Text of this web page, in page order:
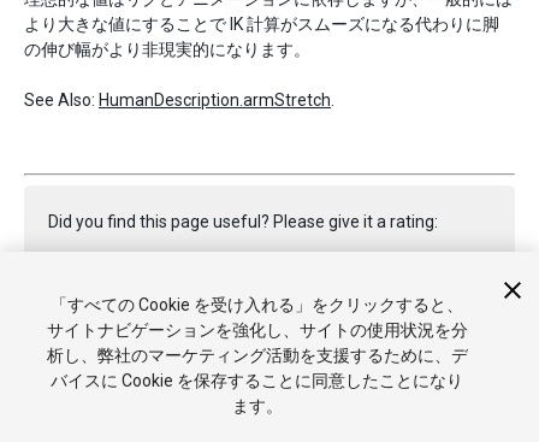
より大きな値にすることで IK 計算がスムーズになる代わりに脚
の伸び幅がより非現実的になります。
See Also: HumanDescription.armStretch
Did you find this page useful? Please give it a rating:
Report a problem on this page
「すべての Cookie を受け入れる」をクリックすると、
サイトナビゲーションを強化し、サイトの使用状況を分
析し、弊社のマーケティング活動を支援するために、デ
バイスに Cookie を保存することに同意したことになり
ます。